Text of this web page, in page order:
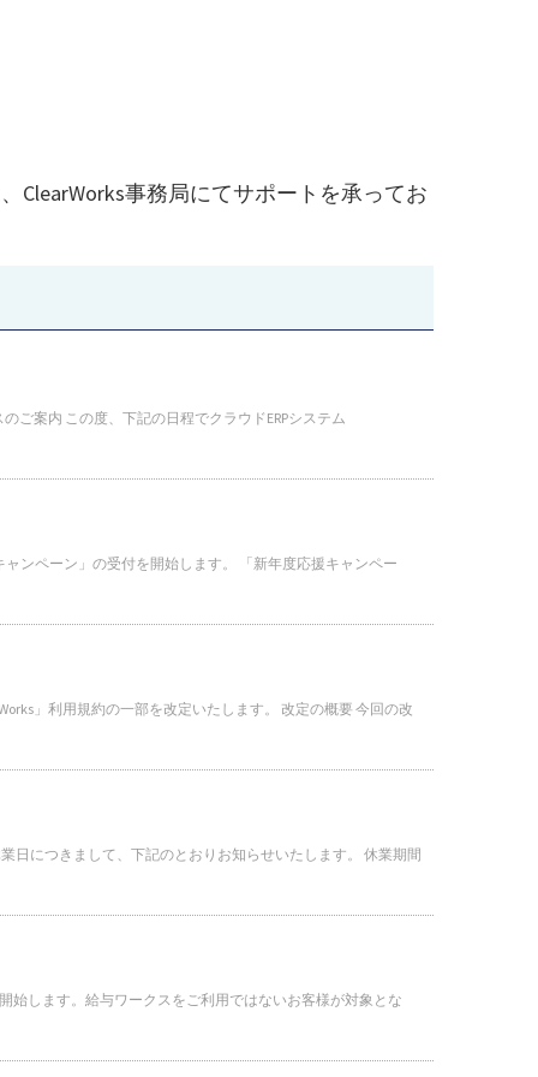
事務局にてサポートを承ってお
ご案内 この度、下記の日程でクラウドERPシステム
ンペーン」の受付を開始します。 「新年度応援キャンペー
」利用規約の一部を改定いたします。 改定の概要 今回の改
日につきまして、下記のとおりお知らせいたします。 休業期間
始します。給与ワークスをご利用ではないお客様が対象とな